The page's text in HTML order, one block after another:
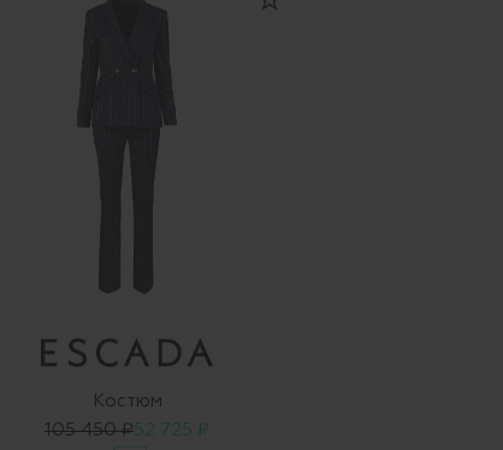
Костюм
105 450 ₽52 725 ₽